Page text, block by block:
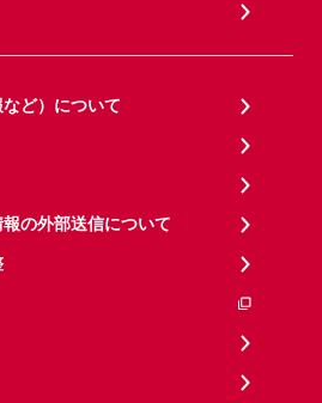
ど）について
の外部送信について